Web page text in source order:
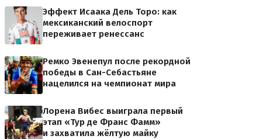
Эффект Исаака Дель Торо: как
мексиканский велоспорт
переживает ренессанс
Ремко Эвенепул после рекордной
победы в Сан-Себастьяне
нацелился на чемпионат мира
Лорена Вибес выиграла первый
этап «Тур де Франс Фамм»
и захватила жёлтую майку